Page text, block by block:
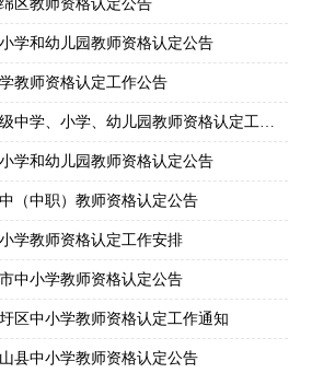
区教师资格认定公告
学和幼儿园教师资格认定公告
教师资格认定工作公告
2024年玉林市兴业县初级中学、小学、幼儿园教师资格认定工作通知
学和幼儿园教师资格认定公告
（中职）教师资格认定公告
学教师资格认定工作安排
中小学教师资格认定公告
区中小学教师资格认定工作通知
县中小学教师资格认定公告